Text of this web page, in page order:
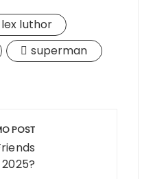
lex luthor
superman
POST
2025?